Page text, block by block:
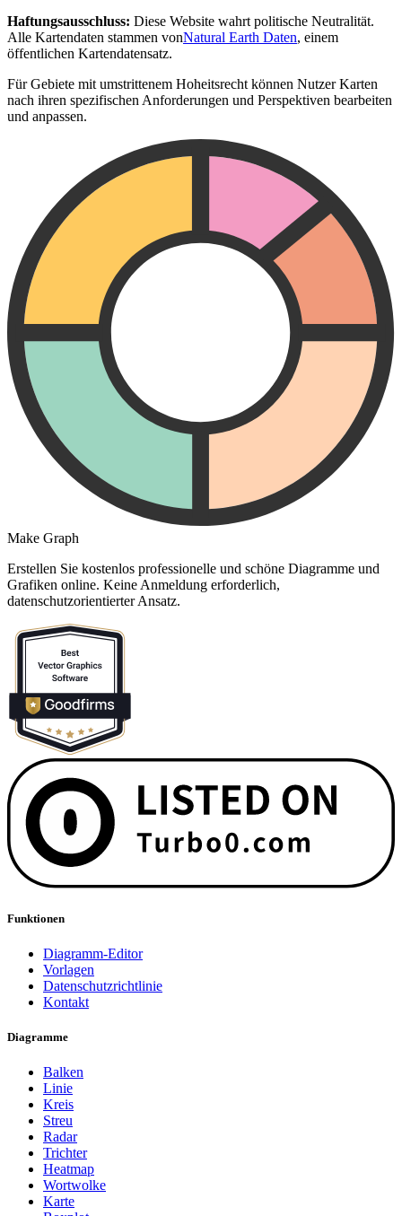
Haftungsausschluss: Diese Website wahrt politische Neutralität.
Alle Kartendaten stammen vonNatural Earth Daten, einem
öffentlichen Kartendatensatz.
Für Gebiete mit umstrittenem Hoheitsrecht können Nutzer Karten
nach ihren spezifischen Anforderungen und Perspektiven bearbeiten
und anpassen.
Make Graph
Erstellen Sie kostenlos professionelle und schöne Diagramme und
Grafiken online. Keine Anmeldung erforderlich,
datenschutzorientierter Ansatz.
Funktionen
Diagramm-Editor
Vorlagen
Datenschutzrichtlinie
Kontakt
Diagramme
Balken
Linie
Kreis
Streu
Radar
Trichter
Heatmap
Wortwolke
Karte